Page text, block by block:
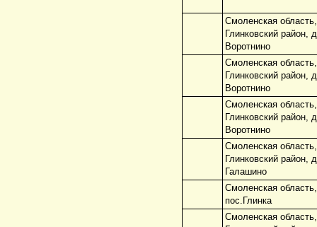
Смоленская область,
Глинковский район,
Воротнино
Смоленская область,
Глинковский район,
Воротнино
Смоленская область,
Глинковский район,
Воротнино
Смоленская область,
Глинковский район,
Галашино
Смоленская область,
пос.Глинка
Смоленская область,